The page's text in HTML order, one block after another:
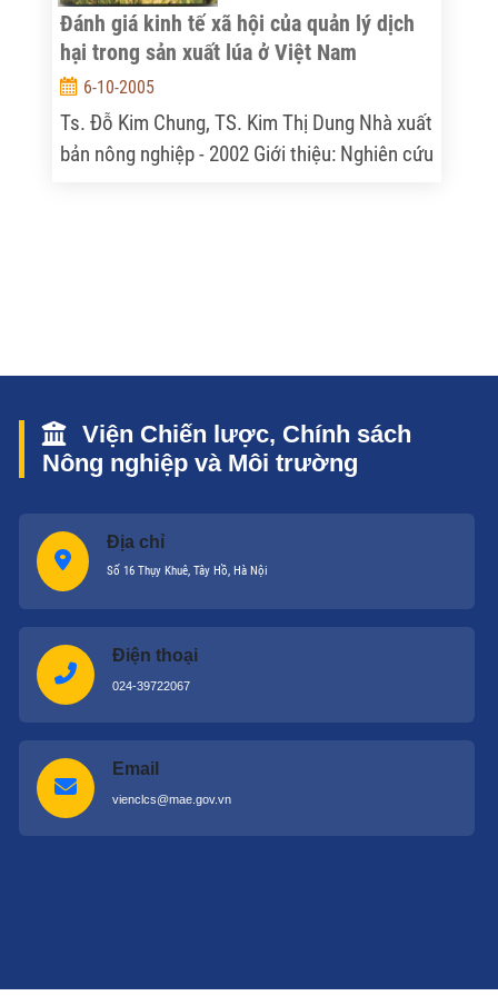
chăn nuôi, rau quả, cà phê cao Su, Chè, hồ
tiêu, điều, mía đường.
Đánh giá kinh tế xã hội của quản lý dịch
hại trong sản xuất lúa ở Việt Nam
6-10-2005
Ts. Đỗ Kim Chung, TS. Kim Thị Dung Nhà xuất
bản nông nghiệp - 2002 Giới thiệu: Nghiên cứu
ở Việt Nam.
Viện Chiến lược, Chính sách
Nông nghiệp và Môi trường
Địa chỉ
Số 16 Thụy Khuê, Tây Hồ, Hà Nội
Điện thoại
024-39722067
Email
vienclcs@mae.gov.vn